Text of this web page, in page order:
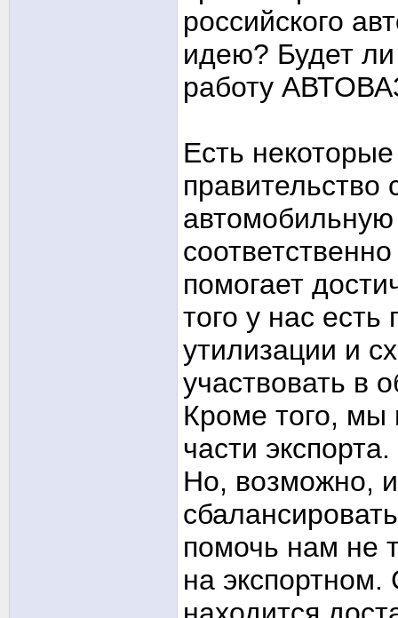
российского
идею? Будет ли
работу
Есть
правительство
помогает
того у нас
утилизации и
участвовать в
Кроме того, мы
части
Но, возможно,
помочь нам не
на экспортном.